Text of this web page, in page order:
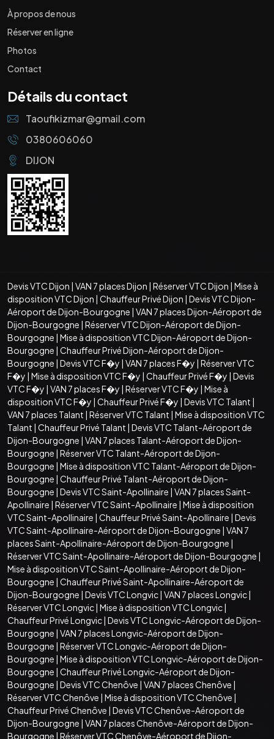
À propos de nous
Réserver en ligne
Photos
Contact
Détails du contact
Taoufikizmar@gmail.com
0380606060
DIJON
Devis VTC Dijon | VAN 7 places Dijon | Réserver VTC Dijon | Mise à
disposition VTC Dijon | Chauffeur Privé Dijon | Devis VTC Dijon-
Aéroport de Dijon-Bourgogne | VAN 7 places Dijon-Aéroport de
Dijon-Bourgogne | Réserver VTC Dijon-Aéroport de Dijon-
Bourgogne | Mise à disposition VTC Dijon-Aéroport de Dijon-
Bourgogne | Chauffeur Privé Dijon-Aéroport de Dijon-
Bourgogne | Devis VTC F�y | VAN 7 places F�y | Réserver VTC
F�y | Mise à disposition VTC F�y | Chauffeur Privé F�y | Devis
VTC F�y | VAN 7 places F�y | Réserver VTC F�y | Mise à
disposition VTC F�y | Chauffeur Privé F�y | Devis VTC Talant |
VAN 7 places Talant | Réserver VTC Talant | Mise à disposition VTC
Talant | Chauffeur Privé Talant | Devis VTC Talant-Aéroport de
Dijon-Bourgogne | VAN 7 places Talant-Aéroport de Dijon-
Bourgogne | Réserver VTC Talant-Aéroport de Dijon-
Bourgogne | Mise à disposition VTC Talant-Aéroport de Dijon-
Bourgogne | Chauffeur Privé Talant-Aéroport de Dijon-
Bourgogne | Devis VTC Saint-Apollinaire | VAN 7 places Saint-
Apollinaire | Réserver VTC Saint-Apollinaire | Mise à disposition
VTC Saint-Apollinaire | Chauffeur Privé Saint-Apollinaire | Devis
VTC Saint-Apollinaire-Aéroport de Dijon-Bourgogne | VAN 7
places Saint-Apollinaire-Aéroport de Dijon-Bourgogne |
Réserver VTC Saint-Apollinaire-Aéroport de Dijon-Bourgogne |
Mise à disposition VTC Saint-Apollinaire-Aéroport de Dijon-
Bourgogne | Chauffeur Privé Saint-Apollinaire-Aéroport de
Dijon-Bourgogne | Devis VTC Longvic| VAN 7 places Longvic|
Réserver VTC Longvic| Mise à disposition VTC Longvic|
Chauffeur Privé Longvic| Devis VTC Longvic-Aéroport de Dijon-
Bourgogne | VAN 7 places Longvic-Aéroport de Dijon-
Bourgogne | Réserver VTC Longvic-Aéroport de Dijon-
Bourgogne | Mise à disposition VTC Longvic-Aéroport de Dijon-
Bourgogne | Chauffeur Privé Longvic-Aéroport de Dijon-
Bourgogne | Devis VTC Chenôve | VAN 7 places Chenôve |
Réserver VTC Chenôve | Mise à disposition VTC Chenôve |
Chauffeur Privé Chenôve | Devis VTC Chenôve-Aéroport de
Dijon-Bourgogne | VAN 7 places Chenôve-Aéroport de Dijon-
Bourgogne | Réserver VTC Chenôve-Aéroport de Dijon-